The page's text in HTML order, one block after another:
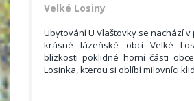
Velké Losiny
Ubytování U Vlaštovky se nachází
krásné lázeňské obci Velké
blízkosti poklidné horní části
Losinka, kterou si oblíbí milovníci
velmi výhodnou cenu v ničím